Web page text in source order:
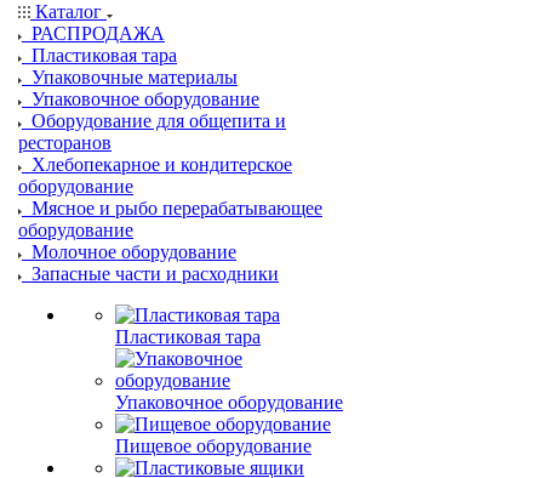
Каталог
РАСПРОДАЖА
Пластиковая тара
Упаковочные материалы
Упаковочное оборудование
Оборудование для общепита и
ресторанов
Хлебопекарное и кондитерское
оборудование
Мясное и рыбо перерабатывающее
оборудование
Молочное оборудование
Запасные части и расходники
Пластиковая тара
Упаковочное оборудование
Пищевое оборудование